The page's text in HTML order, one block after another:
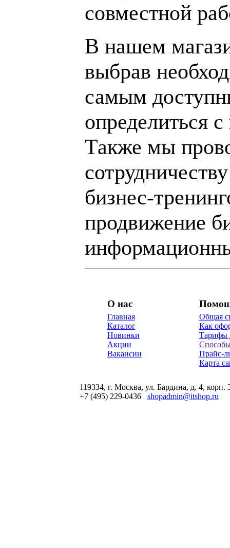
совместной
В нашем
выбрав
самым
определиться
Также мы
бизнес-
продвижение
О нас
Главная
Каталог
Новинки
Акции
Вакансии
Общая
Как
Тарифы
Прайс-
Карта
119334, г. Москва, ул. Бардина, д. 4, корп.
+7 (495) 229-0436 shopadmin@itshop.ru